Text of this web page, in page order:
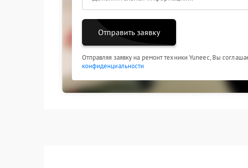
Отправить заявку
Отправляя заявку на ремонт техники Yuneec, Вы
конфиденциальности